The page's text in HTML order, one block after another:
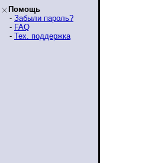
Помощь
- Забыли пароль?
- FAQ
- Тех. поддержка